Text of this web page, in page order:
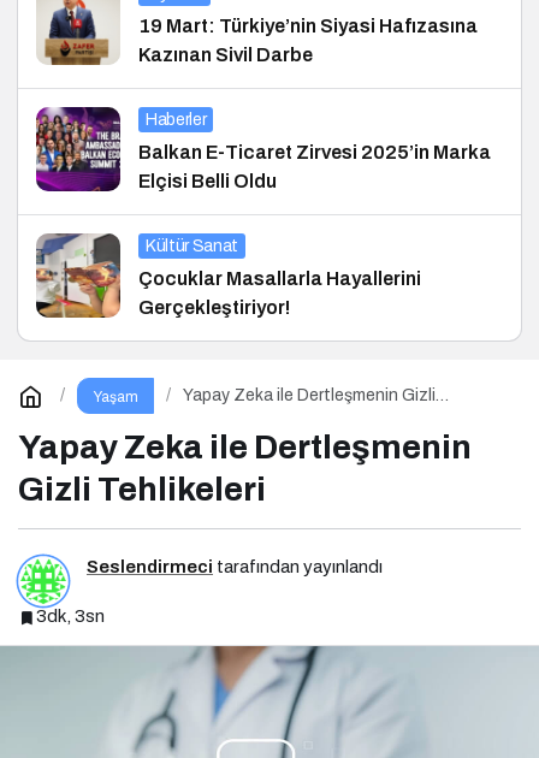
19 Mart: Türkiye’nin Siyasi Hafızasına
Kazınan Sivil Darbe
Haberler
Balkan E-Ticaret Zirvesi 2025’in Marka
Elçisi Belli Oldu
Kültür Sanat
Çocuklar Masallarla Hayallerini
Gerçekleştiriyor!
Yaşam
Yapay Zeka ile Dertleşmenin Gizli
Yapay Zeka ile Dertleşmenin
Gizli Tehlikeleri
Seslendirmeci tarafından yayınlandı
3dk, 3sn